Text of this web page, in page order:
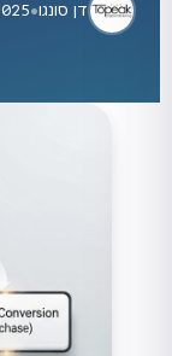
דן סונגו•